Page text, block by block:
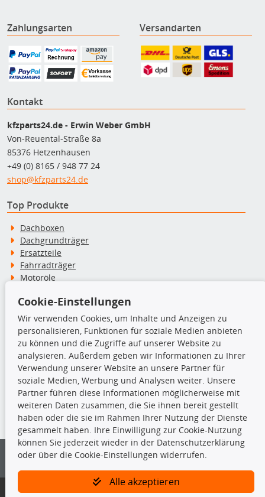
Zahlungsarten Versandarten
Kontakt
kfzparts24.de - Erwin Weber GmbH
Von-Reuental-Straße 8a
85376 Hetzenhausen
+49 (0) 8165 / 948 77 24
shop@kfzparts24.de
Top Produkte
Dachboxen
Dachgrundträger
Ersatzteile
Fahrradträger
Motoröle
Schneeketten
TecDoc Inside
Die hier angezeigten Daten insbesondere die gesamte Datenbank dürfen
nicht kopiert werden.
Es ist zu unterlassen, die Daten oder die gesamte Datenbank ohne
vorherige Zustimmung von TecDoc zu vervielfältigen, zu verbreiten
und/oder diese Handlungen durch Dritte ausführen zu lassen. Ein
Bitte prüfen Sie, ob das über unseren Onlineshop identifizierte Ersatzteil
Cookie-Einstellungen
Wir verwenden Cookies, um Inhalte und Anzeigen zu
personalisieren, Funktionen für soziale Medien anbieten
zu können und die Zugriffe auf unserer Website zu
analysieren. Außerdem geben wir Informationen zu Ihrer
Verwendung unserer Website an unsere Partner für
soziale Medien, Werbung und Analysen weiter. Unsere
Partner führen diese Informationen möglicherweise mit
weiteren Daten zusammen, die Sie ihnen bereit gestellt
haben oder die sie im Rahmen Ihrer Nutzung der Dienste
gesammelt haben. Ihre Einwilligung zur Cookie-Nutzung
können Sie jederzeit wieder in der Datenschutzerklärung
oder über die Cookie-Einstellungen widerrufen.
Alle akzeptieren